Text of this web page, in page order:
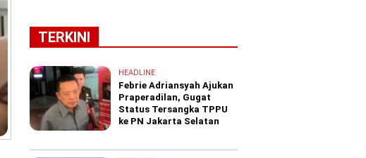
TERKINI
HEADLINE
Febrie Adriansyah Ajukan
Praperadilan, Gugat
Status Tersangka TPPU
ke PN Jakarta Selatan